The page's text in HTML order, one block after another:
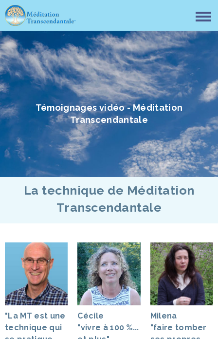
Témoignages vidéo - Méditation
Transcendantale
La technique de Méditation
Transcendantale
"La MT est une
technique qui
Cécile
"vivre à 100 %...
Milena
"faire tomber